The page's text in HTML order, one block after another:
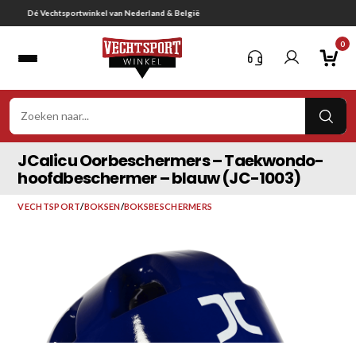
naar
Gratis verzending vanaf € 75,-
0
JCalicu Oorbeschermers – Taekwondo-
hoofdbeschermer – blauw (JC-1003)
VECHTSPORT/BOKSEN/BOKSBESCHERMERS